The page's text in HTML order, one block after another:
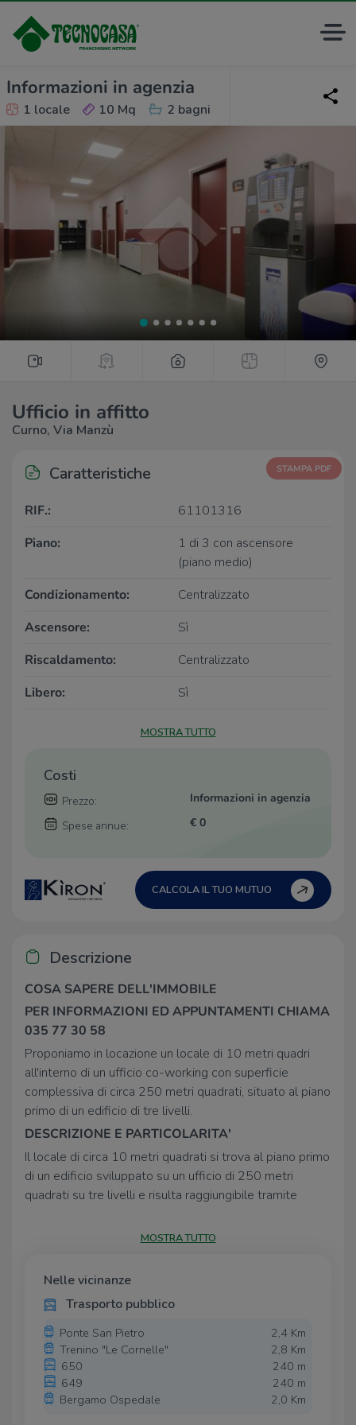
Informazioni in agenzia
1 locale 10 Mq 2 bagni
Ufficio in affitto
Curno, Via Manzù
Caratteristiche STAMPA PDF
RIF.:
61101316
Piano:
1 di 3 con ascensore
(piano medio)
Condizionamento:
Centralizzato
Ascensore:
Sì
Riscaldamento:
Centralizzato
Libero:
Sì
MOSTRA TUTTO
Costi
Prezzo:
Informazioni in agenzia
Spese annue:
€ 0
CALCOLA IL TUO MUTUO
Descrizione
COSA SAPERE DELL'IMMOBILE
PER INFORMAZIONI ED APPUNTAMENTI CHIAMA
035 77 30 58
Proponiamo in locazione un locale di 10 metri quadri
all'interno di un ufficio co-working con superficie
complessiva di circa 250 metri quadrati, situato al piano
primo di un edificio di tre livelli.
DESCRIZIONE E PARTICOLARITA'
Il locale di circa 10 metri quadrati si trova al piano primo
di un edificio sviluppato su un ufficio di 250 metri
quadrati su tre livelli e risulta raggiungibile tramite
diversi locali co-working ed è dotata di due servizi
break comune accogliente, ideale per momenti di
riscaldamento e condizionamento centralizzato,
dell’impianto elettrico e quello di illuminazione.
L’immobile, controsoffittato, è cablato ed inoltre è
servito dal sistema di allarme e da quello di
videosorveglianza. Il canone di locazione indicato
comprende le spese relative alle utenze.
MOSTRA TUTTO
Nelle vicinanze
Trasporto pubblico
Ponte San Pietro
2,4 Km
Trenino "Le Cornelle"
2,8 Km
650
240 m
649
240 m
Bergamo Ospedale
2,0 Km